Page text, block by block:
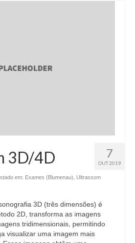
7
OUT 2019
3D/4D
em: Exames (Blumenau)
Ultrassom
3D (três dimensões) é
2D, transforma as imagens
tridimensionais, permitindo
visualizar uma imagem mais